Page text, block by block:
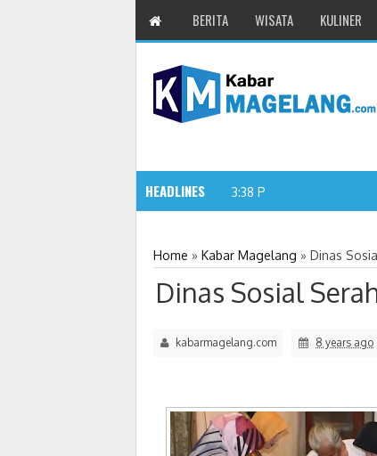
BERITA WISATA KULINER
HEADLINES 3:38 PM
Home » Kabar Magelang » Dinas
Dinas Sosial
kabarmagelang.com 8 years ago